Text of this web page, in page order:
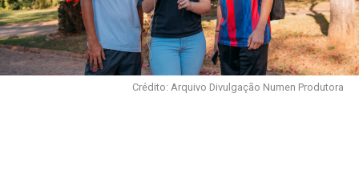
Crédito: Arquivo Divulgação Numen Produtora